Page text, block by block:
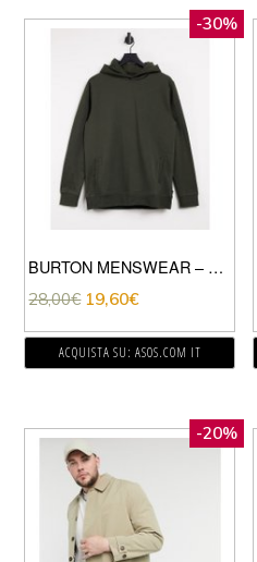
-30%
BURTON MENSWEAR – FELPA CON CAPPUCCIO KAKI-VERDE
28,00€ 19,60€
ACQUISTA SU: ASOS.COM IT
-20%